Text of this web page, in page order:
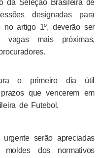
da Seleção Brasileira de
designadas para
no artigo 1º, deverão ser
vagas mais próximas,
o primeiro dia útil
que vencerem em
de Futebol.
serão apreciadas
dos normativos